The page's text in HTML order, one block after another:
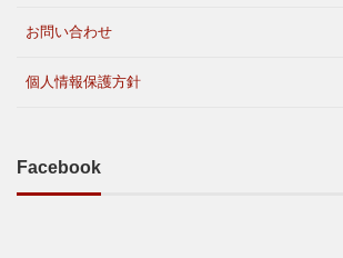
お問い合わせ
個人情報保護方針
Facebook